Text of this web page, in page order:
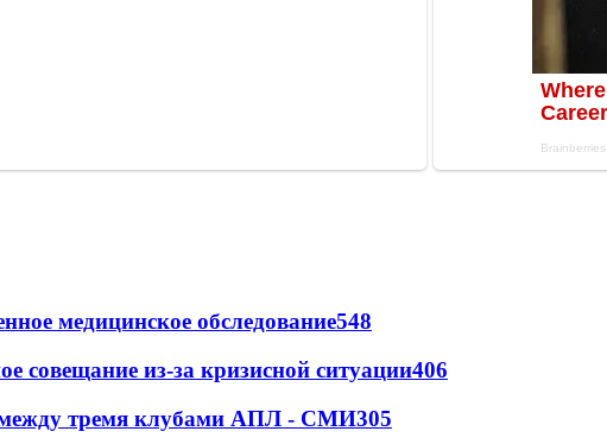
медицинское обследование548
совещание из-за кризисной ситуации406
между тремя клубами АПЛ - СМИ305